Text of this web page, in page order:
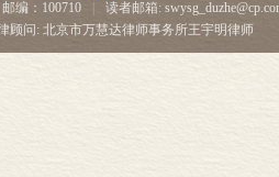
邮编：100710
读者邮箱:
顾问: 北京市万慧达律师事务所王宇明律师